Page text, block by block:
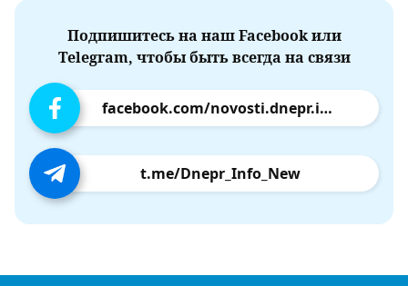
Подпишитесь на наш Facebook или
Telegram, чтобы быть всегда на связи
facebook.com/novosti.dnepr.info
t.me/Dnepr_Info_New